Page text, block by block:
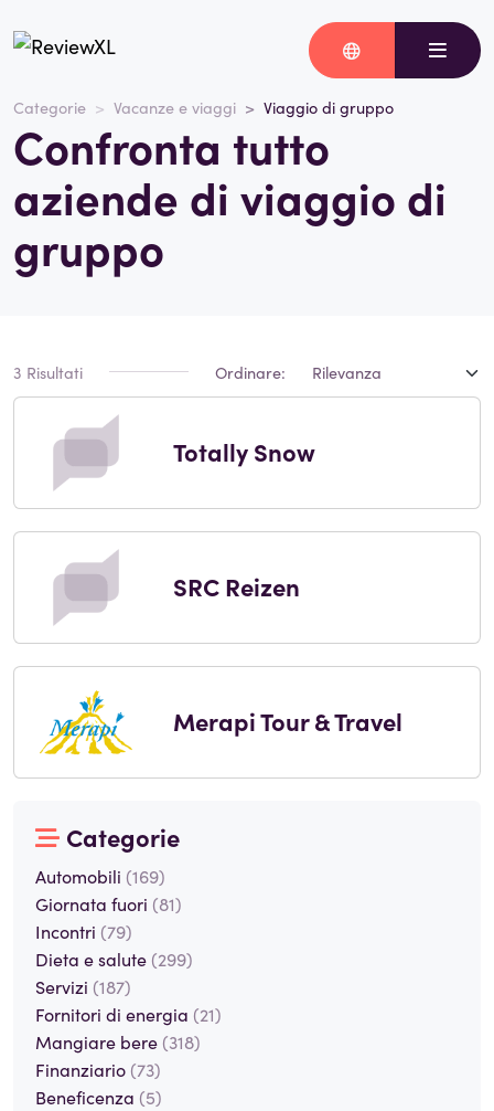
Categorie Vacanze e viaggi Viaggio di gruppo
Confronta tutto
aziende di viaggio di
gruppo
3 Risultati Ordinare:
Totally Snow
SRC Reizen
Merapi Tour & Travel
Categorie
Automobili (169)
Giornata fuori (81)
Incontri (79)
Dieta e salute (299)
Servizi (187)
Fornitori di energia (21)
Mangiare bere (318)
Finanziario (73)
Beneficenza (5)